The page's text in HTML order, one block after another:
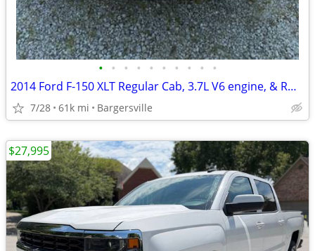
• • • • • • • • • •
2014 Ford F-150 XLT Regular Cab, 3.7L V6 engine, & RW Drive
7/28 61k mi Bargersville
$27,995